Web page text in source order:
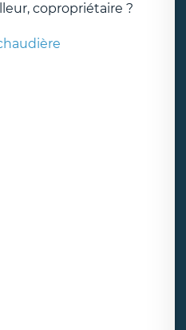
copropriétaire ?